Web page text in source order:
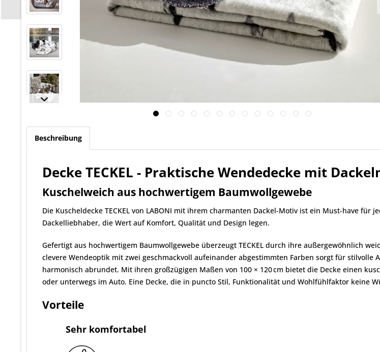
Beschreibung
Decke TECKEL - Praktische Wendedecke mit
Kuschelweich aus hochwertigem Baumwollgewebe
Die Kuscheldecke TECKEL von LABONI mit ihrem charmanten Dackel-Motiv ist ein Must-have
Dackelliebhaber, die Wert auf Komfort, Qualität und Design legen.
Gefertigt aus hochwertigem Baumwollgewebe überzeugt TECKEL durch ihre außergewöhnlich
clevere Wendeoptik mit zwei geschmackvoll aufeinander abgestimmten Farben sorgt für
harmonisch abrundet. Mit ihren großzügigen Maßen von 100 × 120 cm bietet die Decke einen
oder unterwegs im Auto. Eine Decke, die in puncto Stil, Funktionalität und Wohlfühlfaktor keine
Vorteile
Sehr komfortabel